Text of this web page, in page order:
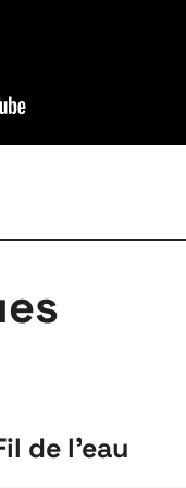
de l'eau